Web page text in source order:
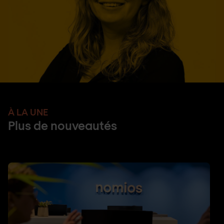
À LA UNE
Plus de nouveautés